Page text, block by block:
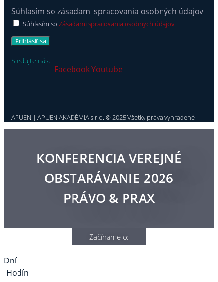
Súhlasím so zásadami spracovania osobných údajov
Súhlasím so Zásadami spracovania osobných údajov
Prihlásiť sa
Sledujte nás:
FacebookYoutube
APUEN | APUEN AKADÉMIA s.r.o. © 2025 Všetky práva vyhradené
KONFERENCIA VEREJNÉ
OBSTARÁVANIE 2026
PRÁVO & PRAX
Začíname o:
Dní
Hodín